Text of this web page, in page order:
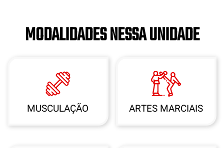
MODALIDADES NESSA UNIDADE
MUSCULAÇÃO ARTES MARCIAIS